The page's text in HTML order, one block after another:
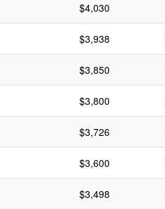
$4,030
$3,938
$3,850
$3,800
$3,726
$3,600
$3,498